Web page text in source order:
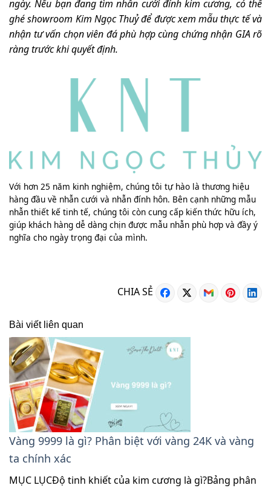
ngày. Nếu bạn đang tìm nhẫn cưới đính kim cương, có thể
ghé showroom Kim Ngọc Thuỷ để được xem mẫu thực tế và
nhận tư vấn chọn viên đá phù hợp cùng chứng nhận GIA rõ
ràng trước khi quyết định.
Với hơn 25 năm kinh nghiệm, chúng tôi tự hào là thương hiệu
hàng đầu về nhẫn cưới và nhẫn đính hôn. Bên cạnh những mẫu
nhẫn thiết kế tinh tế, chúng tôi còn cung cấp kiến thức hữu ích,
giúp khách hàng dễ dàng chịn được mẫu nhẫn phù hợp và đầy ý
nghĩa cho ngày trọng đại của mình.
CHIA SẺ
Bài viết liên quan
Vàng 9999 là gì? Phân biệt với vàng 24K và vàng
ta chính xác
MỤC LỤCĐộ tinh khiết của kim cương là gì?Bảng phân